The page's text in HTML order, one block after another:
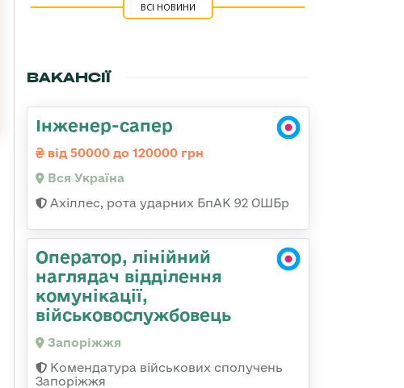
ВСІ НОВИНИ
ВАКАНСІЇ
Інженер-сапер
від 50000 до 120000 грн
Вся Україна
Ахіллес, рота ударних БпАК 92 ОШБр
Оператор, лінійний
наглядач відділення
комунікації,
військовослужбовець
Запоріжжя
Комендатура військових сполучень
Запоріжжя